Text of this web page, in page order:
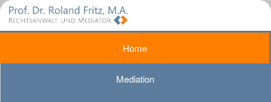
Home
Mediation